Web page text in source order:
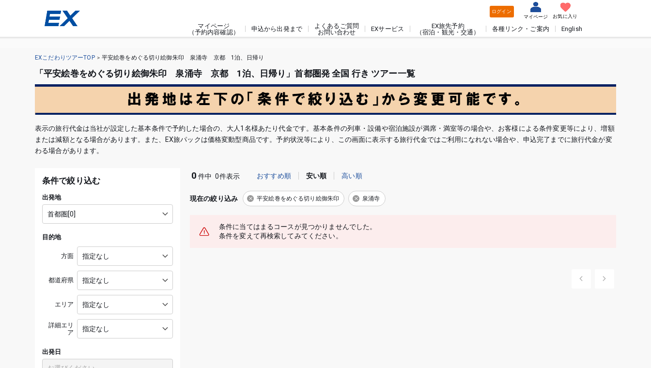
ログイン
マイページ
お気に入り
マイページ
（予約内容確認）
申込から出発まで
よくあるご質問
お問い合わせ
EXサービス
EX旅先予約
（宿泊・観光・交通）
各種リンク・ご案内 English
EXこだわりツアーTOP 平安絵巻をめぐる切り絵御朱印 泉涌寺 京都 1泊、日帰り
「平安絵巻をめぐる切り絵御朱印 泉涌寺 京都 1泊、日帰り」首都圏発 全国 行き ツアー一覧
表示の旅行代金は当社が設定した基本条件で予約した場合の、大人1名様あたり代金です。基本条件の列車・設備や宿泊施設が満席・満室等の場合や、お客様による条件変更等により、増額
または減額となる場合があります。また、EX旅パックは価格変動型商品です。予約状況等により、この画面に表示する旅行代金ではご利用になれない場合や、申込完了までに旅行代金が変
わる場合があります。
条件で絞り込む
出発地
目的地
方面
都道府県
エリア
詳細エリ
ア
出発日
現在の絞り込み 平安絵巻をめぐる切り絵御朱印 泉涌寺
0 件中 0件表示 おすすめ順 安い順 高い順
条件に当てはまるコースが見つかりませんでした。
条件を変えて再検索してみてください。